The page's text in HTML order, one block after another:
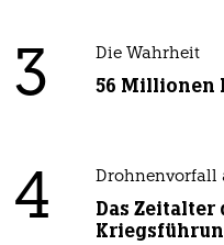
3 Die Wahrheit
56 Millionen
4 Drohnenvorfall
Das